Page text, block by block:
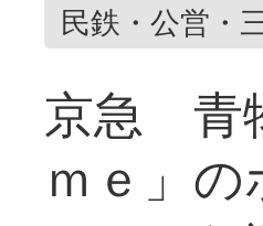
民鉄・公営・
京急 青
ｍｅ」